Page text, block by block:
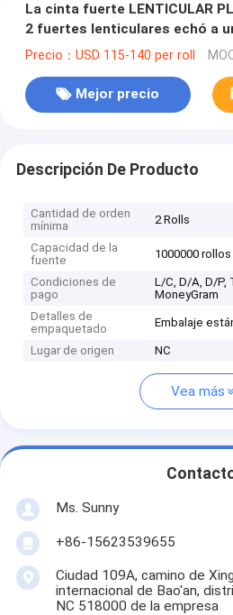
La cinta fuerte LENTICULAR
2 fuertes lenticulares echó a
Precio：USD 115-140 per roll
Mejor precio
Descripción De Producto
Cantidad de orden
mínima
2 Rolls
Capacidad de la
fuente
1000000
Condiciones de
pago
L/C, D/A, D/P,
MoneyGram
Detalles de
empaquetado
Embalaje
Lugar de origen NC
Vea más
Ms. Sunny
+86-15623539655
Ciudad 109A, camino de
internacional de Bao'an,
NC 518000 de la empresa